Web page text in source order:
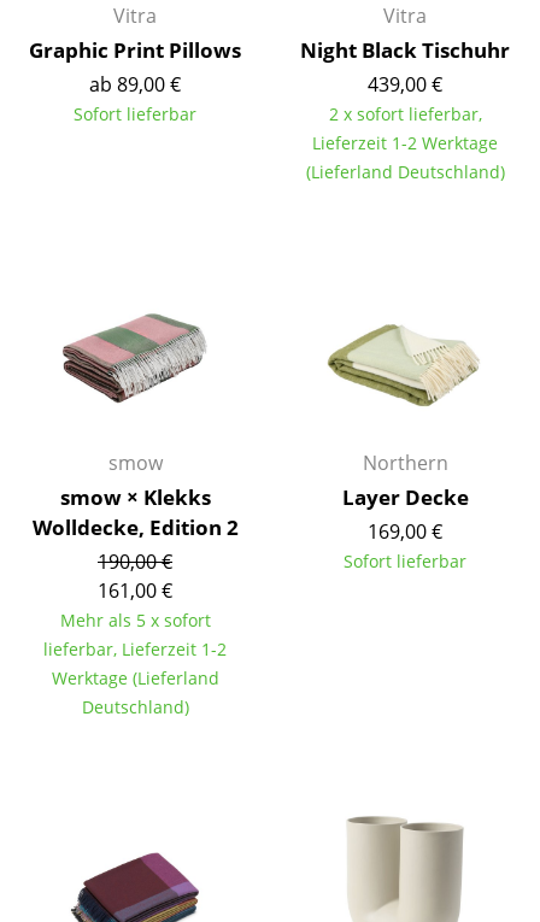
Akkuleuchten
... alle Leuchten
Betten
Kinderbetten
Nachttische & Bettzubehör
Accessoires
Uhren
Spiegel
Figuren & Miniaturen
Vasen
Tabletts
Decken
Kissen
Vitra
Graphic Print Pillows
ab 89,00 €
Sofort lieferbar
Vitra
Night Black Tischuhr
439,00 €
2 x sofort lieferbar,
Lieferzeit 1-2 Werktage
(Lieferland Deutschland)
smow
smow × Klekks
Wolldecke, Edition 2
190,00 €
161,00 €
Mehr als 5 x sofort
lieferbar, Lieferzeit 1-2
Werktage (Lieferland
Deutschland)
Northern
Layer Decke
169,00 €
Sofort lieferbar